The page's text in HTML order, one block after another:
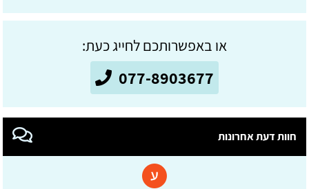
או באפשרותכם לחייג כעת:
077-8903677
חוות דעת אחרונות